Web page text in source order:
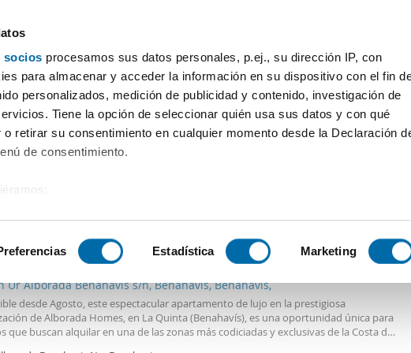
socios procesamos sus datos personales, p.ej., su dirección IP, con
para almacenar y acceder la información en su dispositivo con el fin
personalizados, medición de publicidad y contenido, investigación de
Tiene la opción de seleccionar quién usa sus datos y con qué
retirar su consentimiento en cualquier momento desde la Declaración
de consentimiento.
analizándolo activamente para buscar características específicas
cómo se procesan sus datos personales y establezca sus
de datos. Puede cambiar o retirar su consentimiento en cualquier
Estadística Marketing
Habitaciones Más filtros - 1
2 3 Hab 2 Baños
Ur Alborada Benahavis s/n, Benahavís, Benahavís,
desde Agosto, este espectacular apartamento de lujo en la prestigiosa
de Alborada Homes, en La Quinta (Benahavís), es una oportunidad única para
que buscan alquilar en una de las zonas más codiciadas y exclusivas de la Costa del